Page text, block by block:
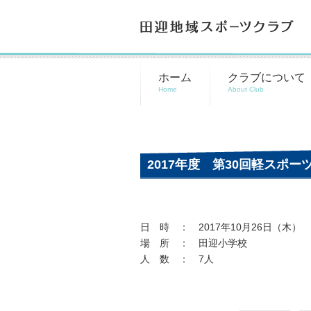
ホーム クラブについて
2017年度 第30回軽スポー
日 時 ： 2017年10月26日（木）
場 所 ： 田迎小学校
人 数 ： 7人